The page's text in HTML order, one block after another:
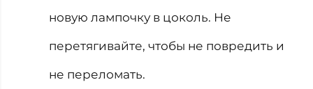
новую лампочку в цоколь. Не
перетягивайте, чтобы не повредить и
не переломать.